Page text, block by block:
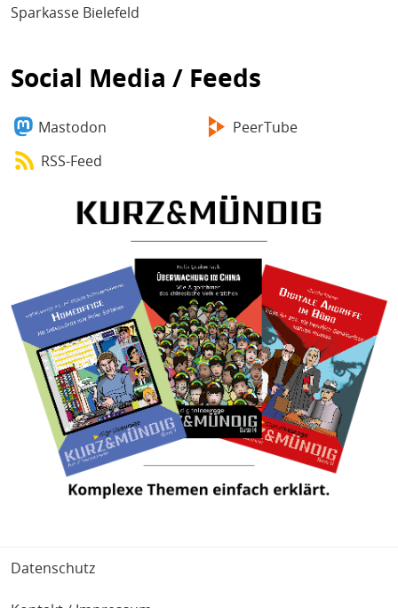
Sparkasse Bielefeld
Social Media / Feeds
Mastodon
PeerTube
RSS-Feed
Fußbereich
Datenschutz